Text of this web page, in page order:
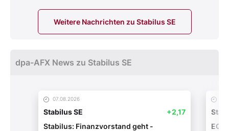
Weitere Nachrichten zu Stabilus SE
dpa-AFX News zu Stabilus SE
07.08.2026
Stabilus SE
+2,17
Stabilus: Finanzvorstand geht -